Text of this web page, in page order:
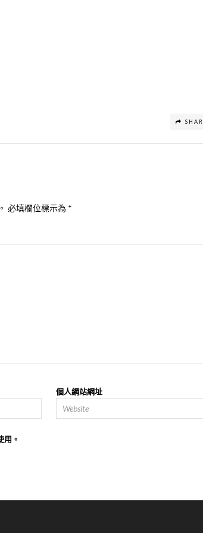
必填欄位標示為 *
個人網站網址
用。